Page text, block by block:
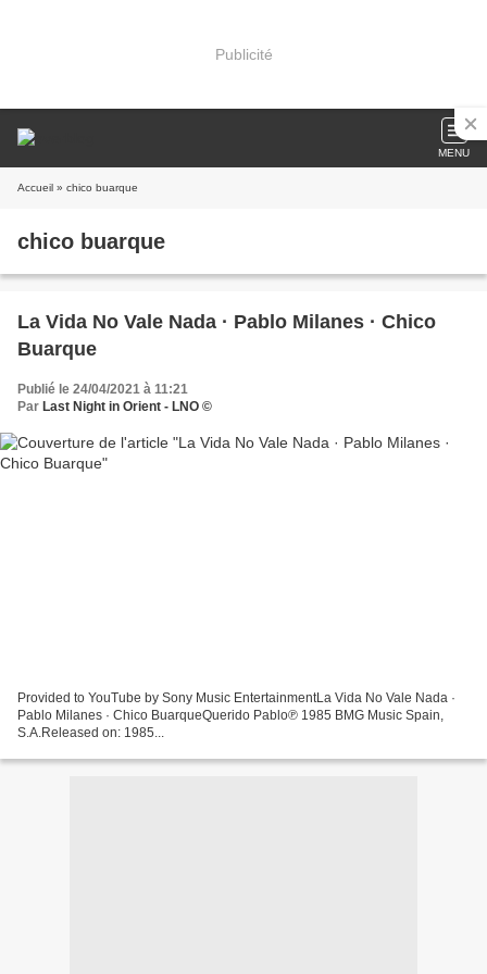
Publicité
MENU
Accueil » chico buarque
chico buarque
La Vida No Vale Nada · Pablo Milanes · Chico
Buarque
Publié le 24/04/2021 à 11:21
Par Last Night in Orient - LNO ©
Provided to YouTube by Sony Music EntertainmentLa Vida No Vale Nada ·
Pablo Milanes · Chico BuarqueQuerido Pablo℗ 1985 BMG Music Spain,
S.A.Released on: 1985...